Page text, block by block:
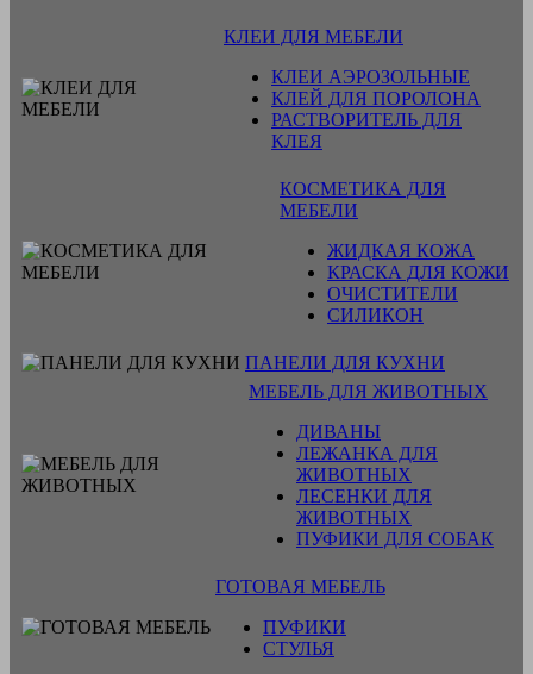
КЛЕИ ДЛЯ МЕБЕЛИ
КЛЕИ АЭРОЗОЛЬНЫЕ
КЛЕЙ ДЛЯ ПОРОЛОНА
РАСТВОРИТЕЛЬ ДЛЯ
КЛЕЯ
КОСМЕТИКА ДЛЯ
МЕБЕЛИ
ЖИДКАЯ КОЖА
КРАСКА ДЛЯ КОЖИ
ОЧИСТИТЕЛИ
СИЛИКОН
ПАНЕЛИ ДЛЯ КУХНИ
МЕБЕЛЬ ДЛЯ ЖИВОТНЫХ
ДИВАНЫ
ЛЕЖАНКА ДЛЯ
ЖИВОТНЫХ
ЛЕСЕНКИ ДЛЯ
ЖИВОТНЫХ
ПУФИКИ ДЛЯ СОБАК
ГОТОВАЯ МЕБЕЛЬ
ПУФИКИ
СТУЛЬЯ